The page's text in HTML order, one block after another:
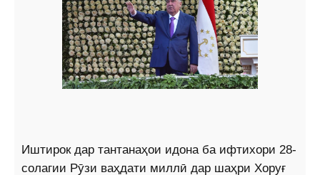
Иштирок дар тантанаҳои идона ба ифтихори 28-
солагии Рӯзи ваҳдати миллӣ дар шаҳри Хоруғ